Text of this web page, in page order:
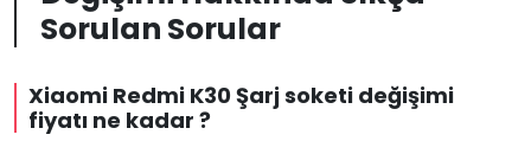
Sorulan Sorular
Xiaomi Redmi K30 Şarj soketi değişimi
fiyatı ne kadar ?